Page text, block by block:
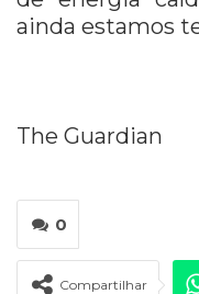
ainda estamos
The Guardian
0
Compartilhar